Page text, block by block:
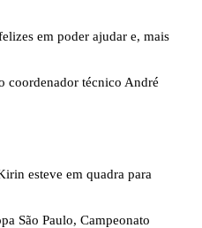
em poder ajudar e, mais
coordenador técnico André
esteve em quadra para
São Paulo, Campeonato